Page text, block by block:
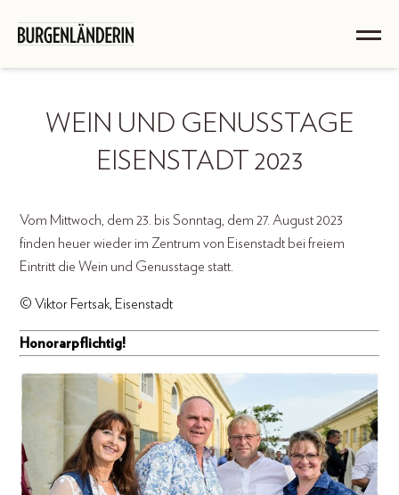
WEIN UND GENUSSTAGE
EISENSTADT 2023
Vom Mittwoch, dem 23. bis Sonntag, dem 27. August 2023
finden heuer wieder im Zentrum von Eisenstadt bei freiem
Eintritt die Wein und Genusstage statt.
© Viktor Fertsak, Eisenstadt
Honorarpflichtig!